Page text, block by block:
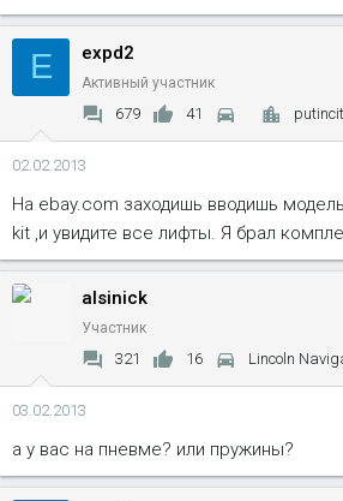
E expd2
Активный участник
679 41
02.02.2013
На ebay.com заходишь вводишь
kit ,и увидите все лифты. Я брал
alsinick
Участник
321 16 Lincoln
03.02.2013
а у вас на пневме? или пружины?